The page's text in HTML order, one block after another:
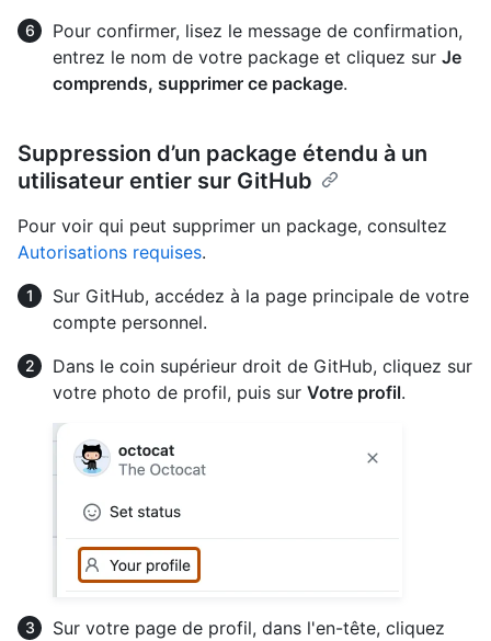
Pour confirmer, lisez le message de confirmation,
entrez le nom de votre package et cliquez sur Je
comprends, supprimer ce package.
Suppression d’un package étendu à un
utilisateur entier sur GitHub
Pour voir qui peut supprimer un package, consultez
Autorisations requises.
Sur GitHub, accédez à la page principale de votre
compte personnel.
Dans le coin supérieur droit de GitHub, cliquez sur
votre photo de profil, puis sur Votre profil.
Sur votre page de profil, dans l'en-tête, cliquez